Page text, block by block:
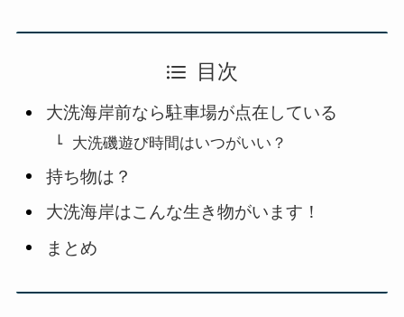
目次
大洗海岸前なら駐車場が点在している
大洗磯遊び時間はいつがいい？
持ち物は？
大洗海岸はこんな生き物がいます！
まとめ